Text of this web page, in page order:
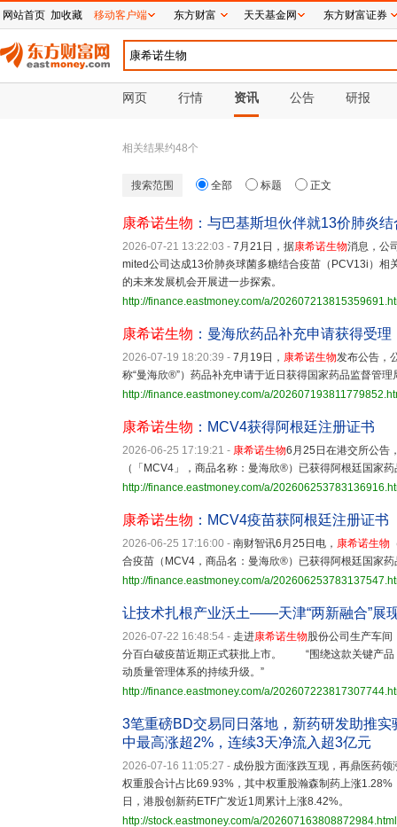
网页 行情 资讯 公告 研报
相关结果约48个
搜索范围 全部 标题 正文
康希诺生物 ：与巴基斯坦伙伴就13价肺炎
2026-07-21 13:22:03 - 7月21日，据康希诺生物消息，公
mited公司达成13价肺炎球菌多糖结合疫苗（PCV13i）相
的未来发展机会开展进一步探索。
http://finance.eastmoney.com/a/
康希诺生物 ：曼海欣药品补充申请获得受理
2026-07-19 18:20:39 - 7月19日， 康希诺生物发布公告，
称“曼海欣®”）药品补充申请于近日获得国家药品监督管
http://finance.eastmoney.com/a/
康希诺生物 ：MCV4获得阿根廷注册证书
2026-06-25 17:19:21 - 康希诺生物6月25日在港交所公告
（「MCV4」，商品名称：曼海欣®）已获得阿根廷国家
http://finance.eastmoney.com/a/
康希诺生物 ：MCV4疫苗获阿根廷注册证书
2026-06-25 17:16:00 - 南财智讯6月25日电， 康希诺生物
合疫苗（MCV4，商品名：曼海欣®）已获得阿根廷国家
http://finance.eastmoney.com/a/
让技术扎根产业沃土——天津“两新融合”展
2026-07-22 16:48:54 - 走进康希诺生物股份公司生产车间
分百白破疫苗近期正式获批上市。 “围绕这款关键产品
动质量管理体系的持续升级。”
http://finance.eastmoney.com/a/
3笔重磅BD交易同日落地，新药研发助推
中最高涨超2%，连续3天净流入超3亿元
2026-07-16 11:05:27 - 成份股方面涨跌互现，再鼎医药
权重股合计占比69.93%，其中权重股瀚森制药上涨
日，港股创新药ETF广发近1周累计上涨8.42%。
http://stock.eastmoney.com/a/202607163808872984.html
网站首页 加收藏 移动客户端 东方财富 天天基金网 东方财富证券